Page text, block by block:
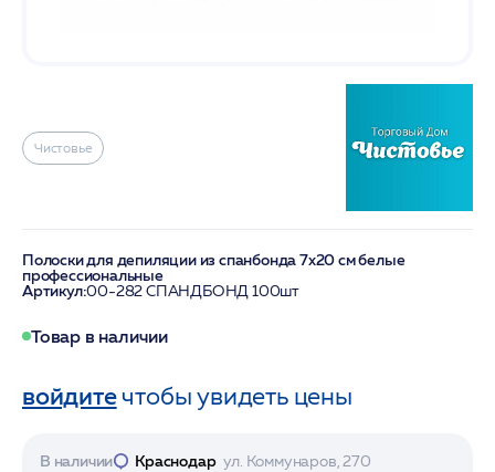
Чистовье
Полоски для депиляции из спанбонда 7х20 см белые
профессиональные
Артикул:00-282 СПАНДБОНД 100шт
Товар в наличии
войдитечтобы увидеть цены
В наличии Краснодар ул. Коммунаров, 270